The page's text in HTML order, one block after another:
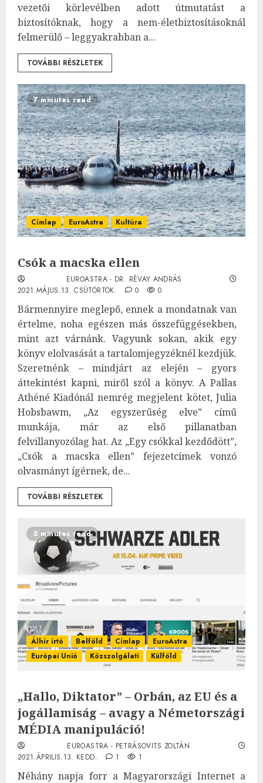
vezetői körlevélben adott útmutatást a
biztosítóknak, hogy a nem-életbiztosításoknál
felmerülő – leggyakrabban a...
TOVÁBBI RÉSZLETEK
7 minutes read
Címlap EuroAstra Kultúra
Csók a macska ellen
EUROASTRA - DR. RÉVAY ANDRÁS
2021.MÁJUS.13. CSÜTÖRTÖK.
0 0
Bármennyire meglepő, ennek a mondatnak van
értelme, noha egészen más összefüggésekben,
mint azt várnánk. Vagyunk sokan, akik egy
könyv elolvasását a tartalomjegyzéknél kezdjük.
Szeretnénk – mindjárt az elején – gyors
áttekintést kapni, miről szól a könyv. A Pallas
Athéné Kiadónál nemrég megjelent kötet, Julia
Hobsbawm, „Az egyszerűség elve” című
munkája, már az első pillanatban
felvillanyozólag hat. Az „Egy csókkal kezdődött”,
„Csók a macska ellen” fejezetcímek vonzó
olvasmányt ígérnek, de...
TOVÁBBI RÉSZLETEK
5 minutes read
Álhír írtó Belföld Címlap
EuroAstra
Európai Unió
Közszolgálati Külföld
„Hallo, Diktator” – Orbán, az EU és a
jogállamiság – avagy a Németországi
MÉDIA manipuláció!
EUROASTRA - PETRÁSOVITS ZOLTÁN
2021.ÁPRILIS.13. KEDD.
1 1
Néhány napja forr a Magyarországi Internet a